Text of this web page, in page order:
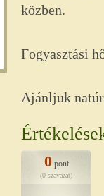
közben.
Fogyasztási
Ajánljuk
0pont
(0 szavazat)